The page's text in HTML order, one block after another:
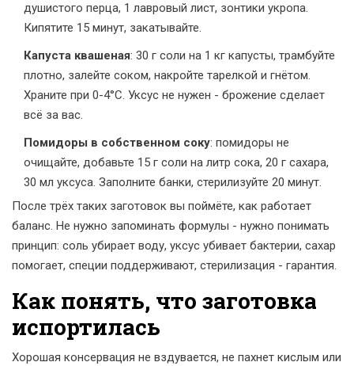
душистого перца, 1 лавровый лист, зонтики укропа.
Кипятите 15 минут, закатывайте.
Капуста квашеная: 30 г соли на 1 кг капусты, трамбуйте
плотно, залейте соком, накройте тарелкой и гнётом.
Храните при 0-4°C. Уксус не нужен - брожение сделает
всё за вас.
Помидоры в собственном соку: помидоры не
очищайте, добавьте 15 г соли на литр сока, 20 г сахара,
30 мл уксуса. Заполните банки, стерилизуйте 20 минут.
После трёх таких заготовок вы поймёте, как работает
баланс. Не нужно запоминать формулы - нужно понимать
принцип: соль убирает воду, уксус убивает бактерии, сахар
помогает, специи поддерживают, стерилизация - гарантия.
Как понять, что заготовка
испортилась
Хорошая консервация не вздувается, не пахнет кислым или